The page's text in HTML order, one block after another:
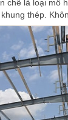
chế là loại mô
thép.
nhanh
nhà xưởng